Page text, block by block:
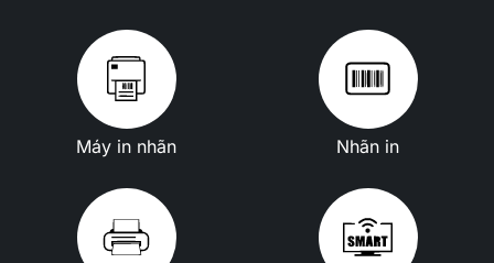
Máy in nhãn Nhãn in